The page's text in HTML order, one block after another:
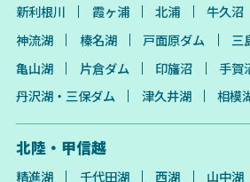
新利根川 霞ヶ浦 北浦 牛久沼
神流湖
榛名湖 戸面原ダム 三
亀山湖
片倉ダム 印旛沼
手賀
丹沢湖・三保ダム
津久井湖 相模
北陸・甲信越
精進湖 千代田湖 西湖 山中湖